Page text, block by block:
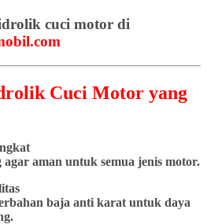
cuci motor di
Cuci Motor yang
aman untuk semua jenis motor.
baja anti karat untuk daya